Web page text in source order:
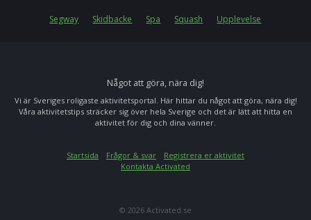
Segway Skidbacke Spa Squash Upplevelse
Något att göra, nära dig!
Vi är Sveriges roligaste aktivitetsportal. Här hittar du något att göra, nära dig!
Våra aktivitetstips sträcker sig över hela Sverige och det är lätt att hitta en
aktivitet för dig och dina vänner.
Startsida Frågor & svar
Registrera er aktivitet
Kontakta Activated
© 2026 Activated.se